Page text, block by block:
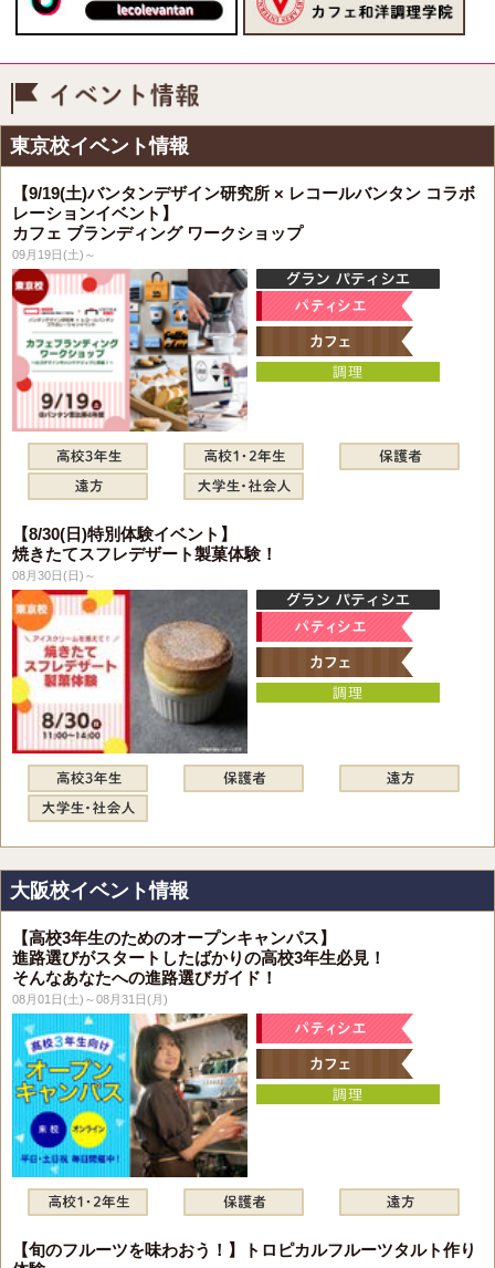
東京校イベント情報
【9/19(土)バンタンデザイン研究所 × レコールバンタン コラボ
レーションイベント】
カフェ ブランディング ワークショップ
09月19日(土)～
【8/30(日)特別体験イベント】
焼きたてスフレデザート製菓体験！
08月30日(日)～
大阪校イベント情報
【高校3年生のためのオープンキャンパス】
進路選びがスタートしたばかりの高校3年生必見！
そんなあなたへの進路選びガイド！
08月01日(土)～08月31日(月)
【旬のフルーツを味わおう！】トロピカルフルーツタルト作り